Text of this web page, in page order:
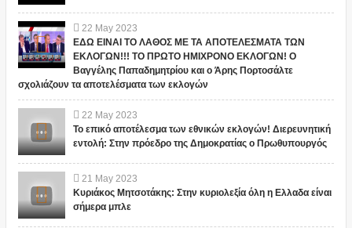
22 May 2023
ΕΔΩ ΕΙΝΑΙ ΤΟ ΛΑΘΟΣ ΜΕ ΤΑ ΑΠΟΤΕΛΕΣΜΑΤΑ ΤΩΝ
ΕΚΛΟΓΩΝ!!! ΤΟ ΠΡΩΤΟ ΗΜΙΧΡΟΝΟ ΕΚΛΟΓΩΝ! Ο
Βαγγέλης Παπαδημητρίου και ο Άρης Πορτοσάλτε
σχολιάζουν τα αποτελέσματα των εκλογών
22 May 2023
Το επικό αποτέλεσμα των εθνικών εκλογών! Διερευνητική
εντολή: Στην πρόεδρο της Δημοκρατίας ο Πρωθυπουργός
21 May 2023
Κυριάκος Μητσοτάκης: Στην κυριολεξία όλη η Ελλαδα είναι
σήμερα μπλε